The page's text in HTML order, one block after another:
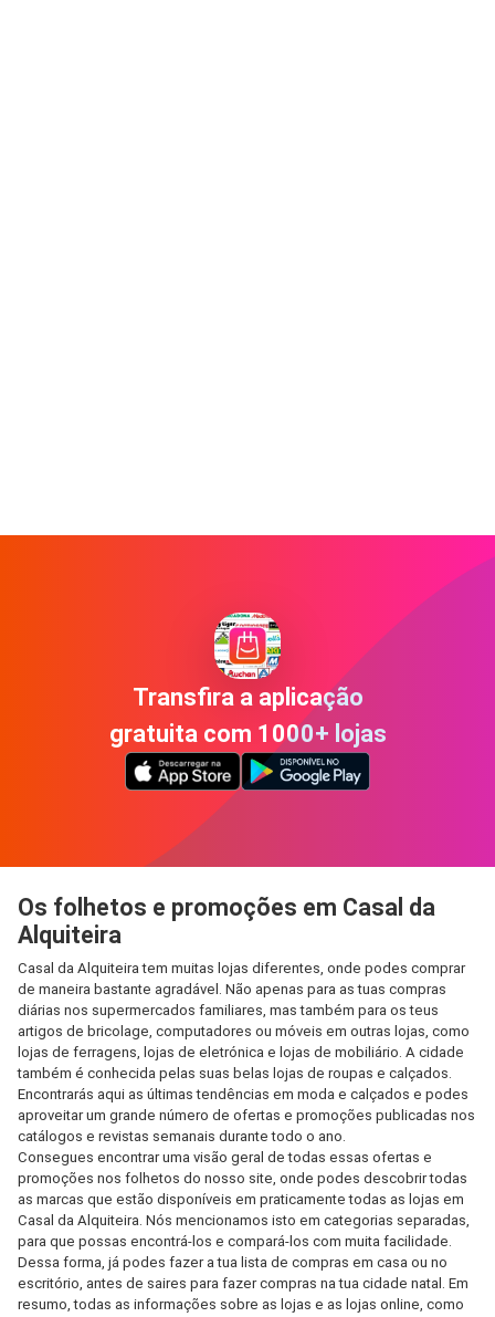
Transfira a aplicação
gratuita com 1000+ lojas
Os folhetos e promoções em Casal da
Alquiteira
Casal da Alquiteira tem muitas lojas diferentes, onde podes comprar
de maneira bastante agradável. Não apenas para as tuas compras
diárias nos supermercados familiares, mas também para os teus
artigos de bricolage, computadores ou móveis em outras lojas, como
lojas de ferragens, lojas de eletrónica e lojas de mobiliário. A cidade
também é conhecida pelas suas belas lojas de roupas e calçados.
Encontrarás aqui as últimas tendências em moda e calçados e podes
aproveitar um grande número de ofertas e promoções publicadas nos
catálogos e revistas semanais durante todo o ano.
Consegues encontrar uma visão geral de todas essas ofertas e
promoções nos folhetos do nosso site, onde podes descobrir todas
as marcas que estão disponíveis em praticamente todas as lojas em
Casal da Alquiteira. Nós mencionamos isto em categorias separadas,
para que possas encontrá-los e compará-los com muita facilidade.
Dessa forma, já podes fazer a tua lista de compras em casa ou no
escritório, antes de saires para fazer compras na tua cidade natal. Em
resumo, todas as informações sobre as lojas e as lojas online, como